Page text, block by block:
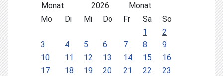
2026
Mo
Di Mi Do Fr Sa
So
1
2
3
4 5 6 7 8
9
10
11 12 13 14 15
16
17
18 19 20 21 22
23